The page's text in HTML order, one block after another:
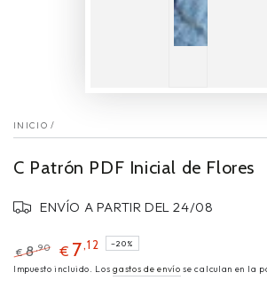
INICIO /
C Patrón PDF Inicial de Flores
ENVÍO A PARTIR DEL 24/08
€ 8 ,90 € 7,12 –20%
Impuesto incluido. Losgastos de envío se calculan en la